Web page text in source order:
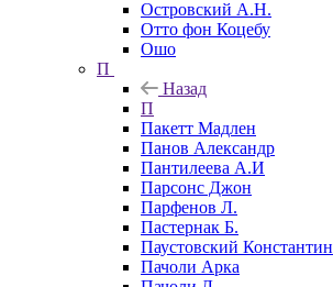
Островский А.Н.
Отто фон Коцебу
Ошо
П
Назад
П
Пакетт Мадлен
Панов Александр
Пантилеева А.И
Парсонс Джон
Парфенов Л.
Пастернак Б.
Паустовский Константин
Пачоли Арка